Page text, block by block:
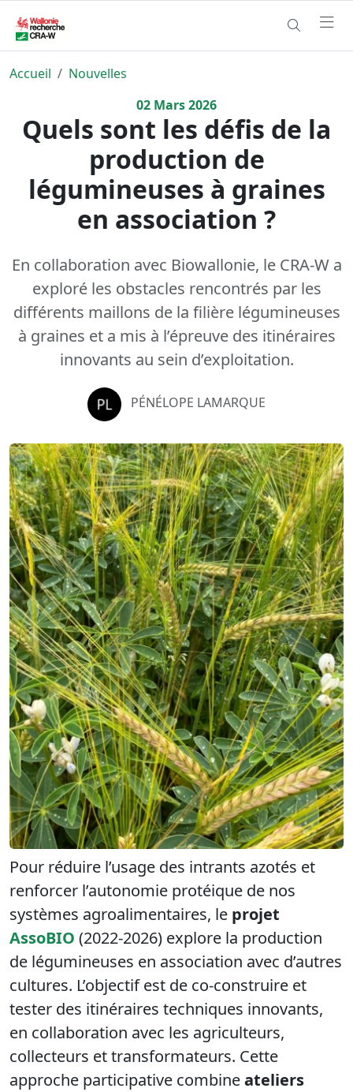
Accueil
Nouvelles
02 Mars2026
Quels sont les défis de la
production de
légumineuses à graines
en association ?
En collaboration avec Biowallonie, le CRA-W a
exploré les obstacles rencontrés par les
différents maillons de la filière légumineuses
à graines et a mis à l’épreuve des itinéraires
innovants au sein d’exploitation.
PÉNÉLOPE LAMARQUE
Pour réduire l’usage des intrants azotés et
renforcer l’autonomie protéique de nos
systèmes agroalimentaires, le projet
AssoBIO (2022-2026) explore la production
de légumineuses en association avec d’autres
cultures. L’objectif est de co-construire et
tester des itinéraires techniques innovants,
en collaboration avec les agriculteurs,
collecteurs et transformateurs. Cette
approche participative combineateliers